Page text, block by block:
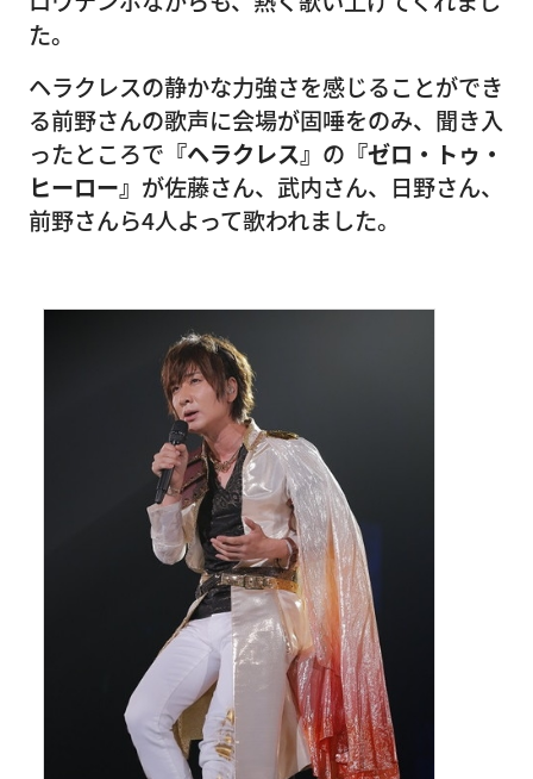
た。
ヘラクレスの静かな力強さを感じることができ
る前野さんの歌声に会場が固唾をのみ、聞き入
ったところで 『ヘラクレス』 の 『ゼロ・トゥ・
ヒーロー』 が佐藤さん、武内さん、日野さん、
前野さんら4人よって歌われました。